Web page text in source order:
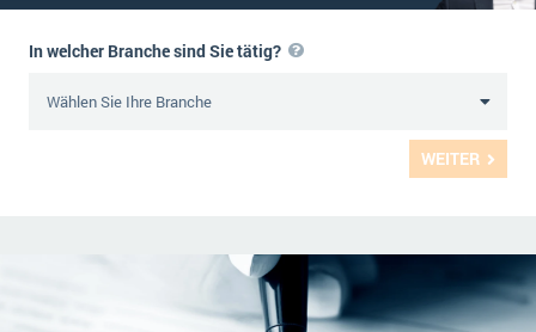
WEITER
In welcher Branche sind Sie tätig?